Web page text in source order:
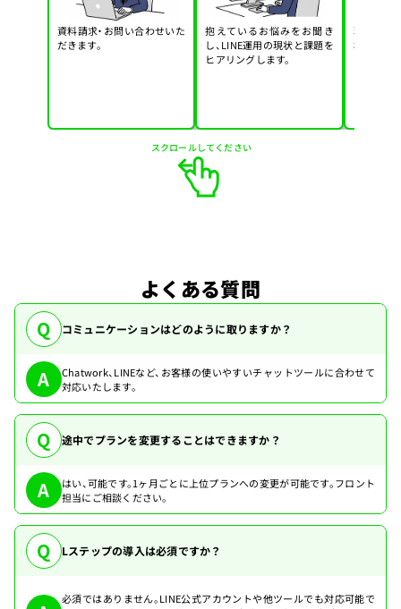
資料請求・お問い合わせいた
だきます。
抱えているお悩みをお聞き
し、LINE運用の現状と課題を
ヒアリングします。
現状の
析し、改
スクロールしてください
よくある質問
Q コミュニケーションはどのように取りますか？
A
Chatwork、LINEなど、お客様の使いやすいチャットツールに合わせて
対応いたします。
Q 途中でプランを変更することはできますか？
A
はい、可能です。1ヶ月ごとに上位プランへの変更が可能です。フロント
担当にご相談ください。
Q Lステップの導入は必須ですか？
必須ではありません。LINE公式アカウントや他ツールでも対応可能で